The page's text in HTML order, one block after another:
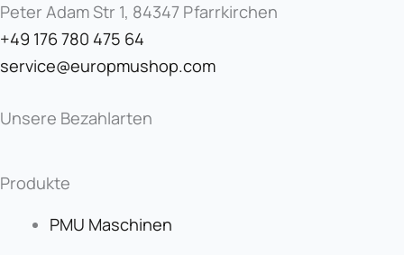
Peter Adam Str 1, 84347 Pfarrkirchen
+49 176 780 475 64
service@europmushop.com
Unsere Bezahlarten
Produkte
PMU Maschinen